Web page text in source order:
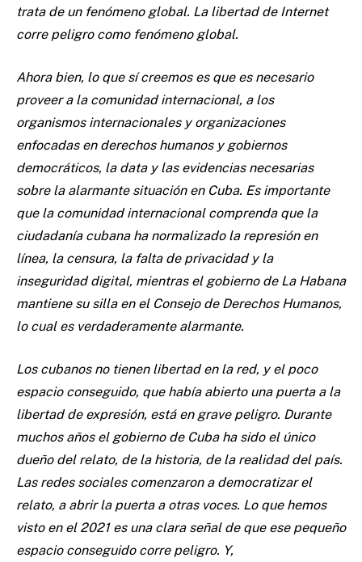
trata de un fenómeno global. La libertad de Internet
corre peligro como fenómeno global.
Ahora bien, lo que sí creemos es que es necesario
proveer a la comunidad internacional, a los
organismos internacionales y organizaciones
enfocadas en derechos humanos y gobiernos
democráticos, la data y las evidencias necesarias
sobre la alarmante situación en Cuba. Es importante
que la comunidad internacional comprenda que la
ciudadanía cubana ha normalizado la represión en
línea, la censura, la falta de privacidad y la
inseguridad digital, mientras el gobierno de La Habana
mantiene su silla en el Consejo de Derechos Humanos,
lo cual es verdaderamente alarmante.
Los cubanos no tienen libertad en la red, y el poco
espacio conseguido, que había abierto una puerta a la
libertad de expresión, está en grave peligro. Durante
muchos años el gobierno de Cuba ha sido el único
dueño del relato, de la historia, de la realidad del país.
Las redes sociales comenzaron a democratizar el
relato, a abrir la puerta a otras voces. Lo que hemos
visto en el 2021 es una clara señal de que ese pequeño
espacio conseguido corre peligro. Y,